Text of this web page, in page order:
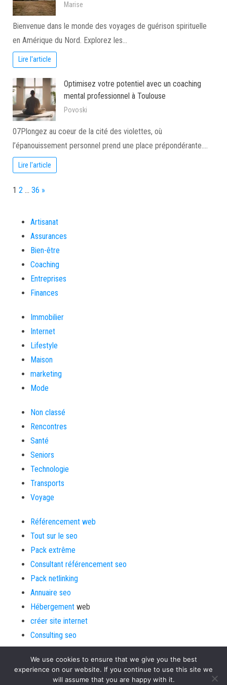
Marise
Bienvenue dans le monde des voyages de guérison spirituelle
en Amérique du Nord. Explorez les…
Lire l'article
Optimisez votre potentiel avec un coaching
mental professionnel à Toulouse
Povoski
07Plongez au coeur de la cité des violettes, où
l’épanouissement personnel prend une place prépondérante.…
Lire l'article
Page:
1 2 … 36 Next
»
Artisanat
Assurances
Bien-être
Coaching
Entreprises
Finances
Immobilier
Internet
Lifestyle
Maison
marketing
Mode
Non classé
Rencontres
Santé
Seniors
Technologie
Transports
Voyage
Référencement web
Tout sur le seo
Pack extrême
Consultant référencement seo
Pack netlinking
Annuaire seo
Hébergement web
créer site internet
Consulting seo
We use cookies to ensure that we give you the best
experience on our website. If you continue to use this site we
will assume that you are happy with it.